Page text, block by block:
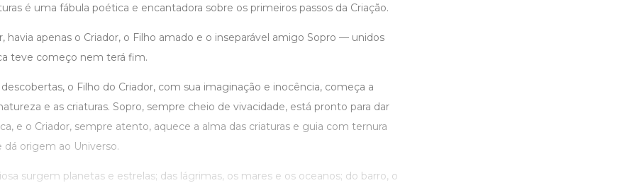
é uma fábula poética e encantadora sobre os primeiros passos da Criação.
havia apenas o Criador, o Filho amado e o inseparável amigo Sopro — unidos
teve começo nem terá fim.
o Filho do Criador, com sua imaginação e inocência, começa a
e as criaturas. Sopro, sempre cheio de vivacidade, está pronto para dar
e o Criador, sempre atento, aquece a alma das criaturas e guia com ternura
dá origem ao Universo.
surgem planetas e estrelas; das lágrimas, os mares e os oceanos; do barro, o